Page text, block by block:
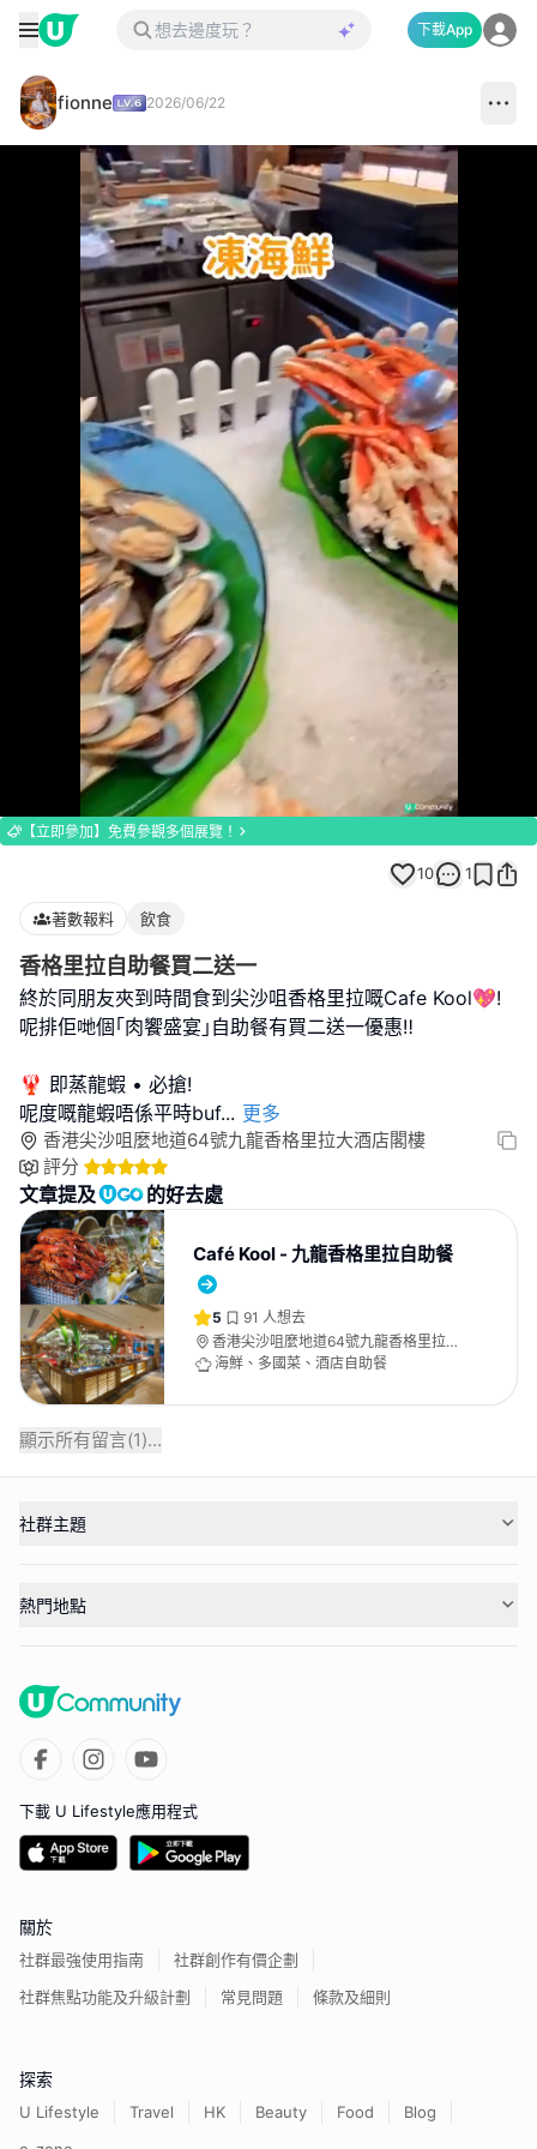
下載App
fionne 2026/06/22
Loaded:
100.00%
【立即參加】免費參觀多個展覽！
10 1
著數報料 飲食
香格里拉自助餐買二送一
終於同朋友夾到時間食到尖沙咀香格里拉嘅Cafe Kool💖!
呢排佢哋個｢肉饗盛宴｣自助餐有買二送一優惠‼️
🦞 即蒸龍蝦 • 必搶!
呢度嘅龍蝦唔係平時buf... 更多
香港尖沙咀麼地道64號九龍香格里拉大酒店閣樓
評分
文章提及 的好去處
Café Kool - 九龍香格里拉自助餐
5 91 人想去
香港尖沙咀麼地道64號九龍香格里拉大
酒店閣樓
海鮮、多國菜、酒店自助餐
顯示所有留言(1)...
社群主題
熱門地點
下載 U Lifestyle應用程式
關於
社群最強使用指南
社群創作有價企劃
社群焦點功能及升級計劃
常見問題 條款及細則
探索
U Lifestyle Travel HK Beauty Food
Blog